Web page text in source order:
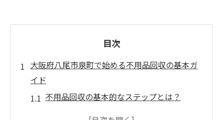
目次
大阪府八尾市泉町で始める不用品回収の基本ガ
イド
不用品回収の基本的なステップとは？
八尾市泉町で利用可能な回収サービスの種